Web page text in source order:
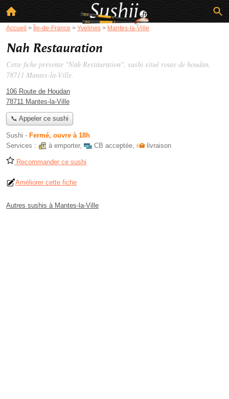
Accueil > Île-de-France > Yvelines > Mantes-la-Ville
Nah Restauration
Cette fiche présente "Nah Restauration", sushi situé route de houdan,
78711 Mantes-la-Ville.
106 Route de Houdan
78711 Mantes-la-Ville
📞 Appeler ce sushi
Sushi - Fermé, ouvre à 18h
Services :
à emporter, CB acceptée, livraison
Recommander ce sushi
Améliorer cette fiche
Autres sushis à Mantes-la-Ville